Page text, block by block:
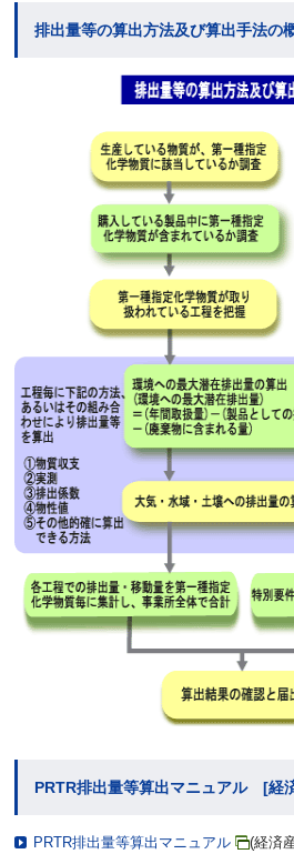
排出量等の算出方法及び算出手法の
PRTR排出量等算出マニュアル [経
PRTR排出量等算出マニュアル
(経済